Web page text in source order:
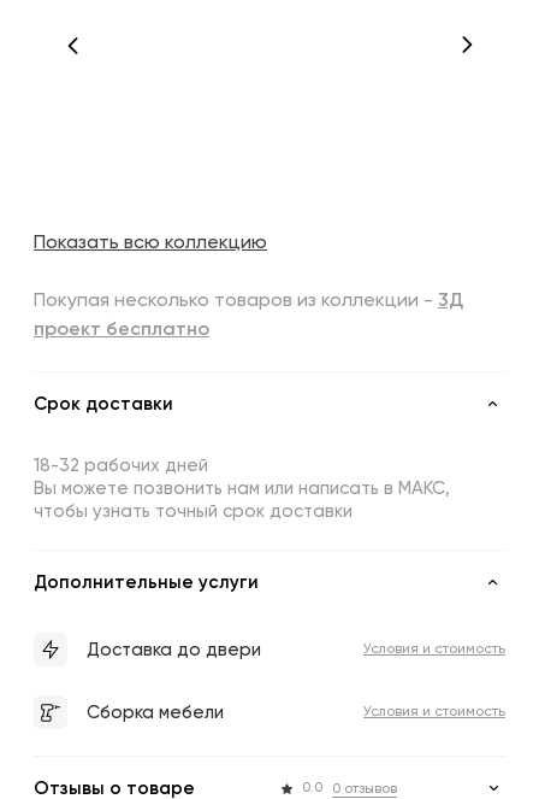
Показать всю коллекцию
Покупая несколько товаров из коллекции - 3Д
проект бесплатно
Срок доставки
18-32 рабочих дней
Вы можете позвонить нам или написать в МАКС,
чтобы узнать точный срок доставки
Дополнительные услуги
Доставка до двери Условия и стоимость
Сборка мебели Условия и стоимость
Отзывы о товаре 0.0 0 отзывов